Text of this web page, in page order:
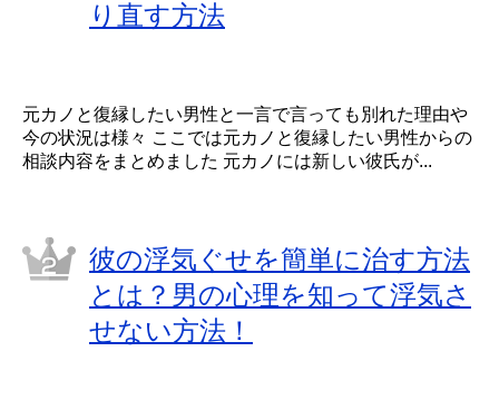
り直す方法
元カノと復縁したい男性と一言で言っても別れた理由や
今の状況は様々 ここでは元カノと復縁したい男性からの
相談内容をまとめました 元カノには新しい彼氏が...
彼の浮気ぐせを簡単に治す方法
とは？男の心理を知って浮気さ
せない方法！